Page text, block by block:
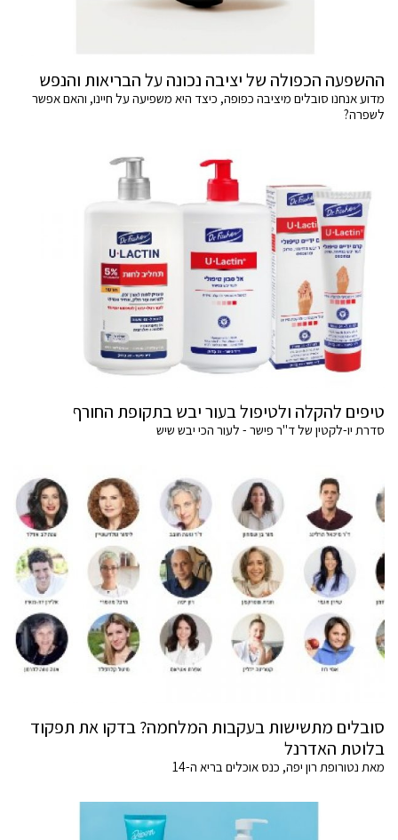
ההשפעה הכפולה של יציבה נכונה על הבריאות והנפש
מדוע אנחנו סובלים מיציבה כפופה, כיצד היא משפיעה על חיינו, והאם אפשר
לשפרה?
טיפים להקלה ולטיפול בעור יבש בתקופת החורף
סדרת יו-לקטין של ד"ר פישר - לעור הכי יבש שיש
סובלים מתשישות בעקבות המלחמה? בדקו את תפקוד
בלוטת האדרנל
מאת נטורופת רון יפה, כנס אוכלים בריא ה-14